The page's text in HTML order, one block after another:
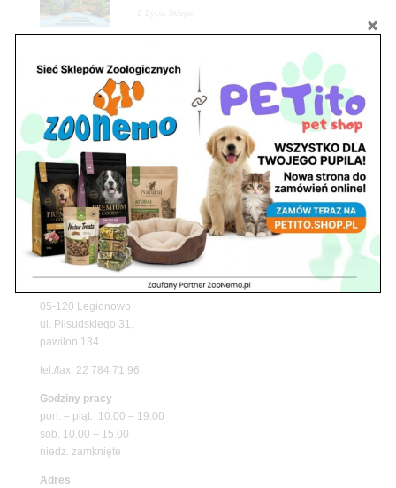
Z Życia Sklepu
rośliny akwariowe w ZooNemo – Legionowo i
Nowy Dwór Mazowiecki
Promocje
Upały wracają! Zadbaj o komfort swojego pupila
z matami chłodzącymi ZooNemo
Z Życia Sklepu
Petito Pet Shop – Internetowy Sklep Zoologiczny
Online! Wszystko Dla Twojego Pupila | ZooNemo
Znajdź nas
05-120 Legionowo
ul. Piłsudskiego 31,
pawilon 134
tel./fax. 22 784 71 96
Godziny pracy
pon. – piąt. 10.00 – 19.00
sob. 10.00 – 15.00
niedz. zamknięte
Adres